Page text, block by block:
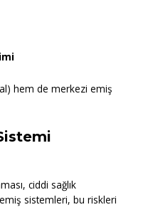
hem de merkezi emiş
ciddi sağlık
sistemleri, bu riskleri